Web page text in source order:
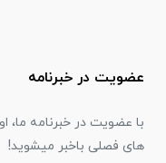
عضویت در خبرنامه
با عضویت در خبرنامه ما،
های فصلی باخبر میشوید!